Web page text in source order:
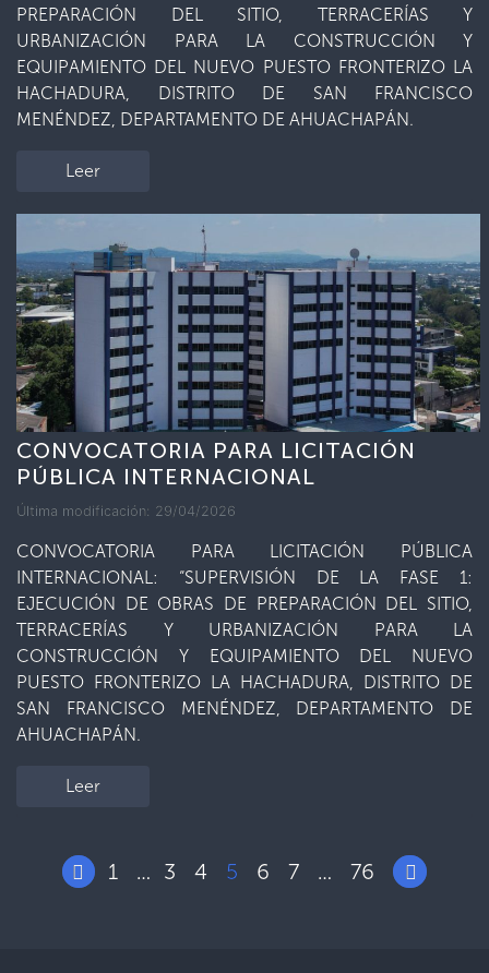
PREPARACIÓN DEL SITIO, TERRACERÍAS Y
URBANIZACIÓN PARA LA CONSTRUCCIÓN Y
EQUIPAMIENTO DEL NUEVO PUESTO FRONTERIZO LA
HACHADURA, DISTRITO DE SAN FRANCISCO
MENÉNDEZ, DEPARTAMENTO DE AHUACHAPÁN.
Leer
CONVOCATORIA PARA LICITACIÓN
PÚBLICA INTERNACIONAL
Última modificación: 29/04/2026
CONVOCATORIA PARA LICITACIÓN PÚBLICA
INTERNACIONAL: “SUPERVISIÓN DE LA FASE 1:
EJECUCIÓN DE OBRAS DE PREPARACIÓN DEL SITIO,
TERRACERÍAS Y URBANIZACIÓN PARA LA
CONSTRUCCIÓN Y EQUIPAMIENTO DEL NUEVO
PUESTO FRONTERIZO LA HACHADURA, DISTRITO DE
SAN FRANCISCO MENÉNDEZ, DEPARTAMENTO DE
AHUACHAPÁN.
Leer
1 … 3 4 5 6 7 … 76